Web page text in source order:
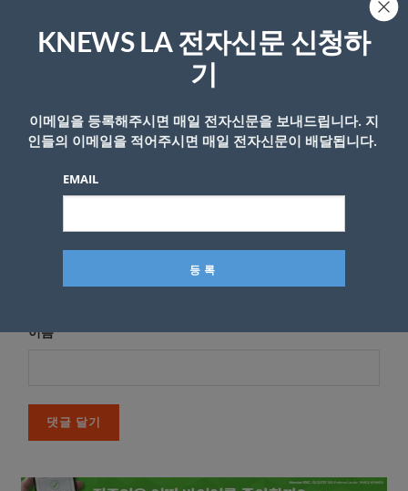
이메일 주소는 공개되지 않습니다. 필수 필드는*로 표시됩니
이름
KNEWS LA 전자신문 신청하
기
이메일을 등록해주시면 매일 전자신문을 보내드립니다. 지
인들의 이메일을 적어주시면 매일 전자신문이 배달됩니다.
EMAIL